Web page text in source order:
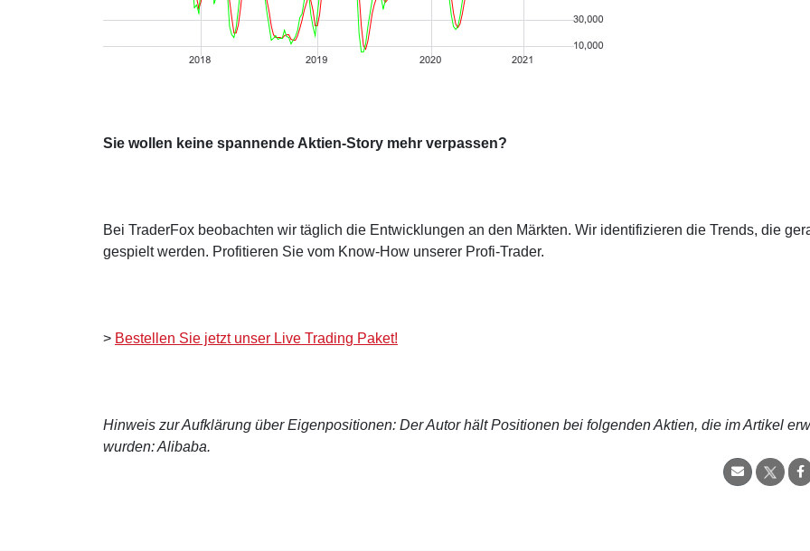
Sie wollen keine spannende Aktien-Story mehr verpassen?
Bei TraderFox beobachten wir täglich die Entwicklungen an den Märkten. Wir identifizieren die Trends, die
gespielt werden. Profitieren Sie vom Know-How unserer Profi-Trader.
> Bestellen Sie jetzt unser Live Trading Paket!
Hinweis zur Aufklärung über Eigenpositionen: Der Autor hält Positionen bei folgenden Aktien, die im Artikel
wurden: Alibaba.